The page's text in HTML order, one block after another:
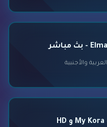
والأجنبية